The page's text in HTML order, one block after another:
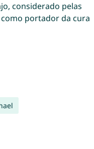
considerado pelas
portador da cura